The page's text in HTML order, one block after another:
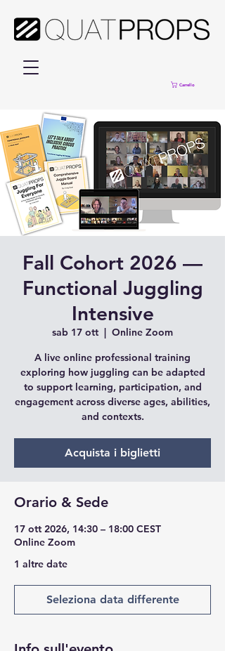
Carrello
Fall Cohort 2026 —
Functional Juggling
Intensive
sab 17 ott
  |
Online Zoom
A live online professional training
exploring how juggling can be adapted
to support learning, participation, and
engagement across diverse ages, abilities,
and contexts.
Acquista i biglietti
Orario & Sede
17 ott 2026, 14:30 – 18:00 CEST
Online Zoom
1 altre date
Seleziona data differente